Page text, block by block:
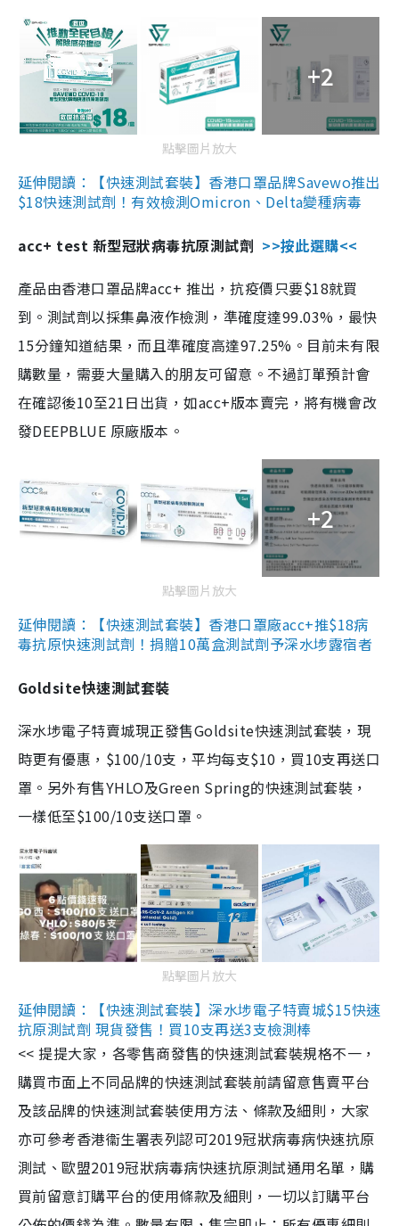
+2
點擊圖片放大
延伸閱讀：【快速測試套裝】香港口罩品牌Savewo推出
$18快速測試劑！有效檢測Omicron、Delta變種病毒
acc+ test 新型冠狀病毒抗原測試劑 >>按此選購<<
產品由香港口罩品牌acc+ 推出，抗疫價只要$18就買
到。測試劑以採集鼻液作檢測，準確度達99.03%，最快
15分鐘知道結果，而且準確度高達97.25%。目前未有限
購數量，需要大量購入的朋友可留意。不過訂單預計會
在確認後10至21日出貨，如acc+版本賣完，將有機會改
發DEEPBLUE 原廠版本。
+2
點擊圖片放大
延伸閱讀：【快速測試套裝】香港口罩廠acc+推$18病
毒抗原快速測試劑！捐贈10萬盒測試劑予深水埗露宿者
Goldsite快速測試套裝
深水埗電子特賣城現正發售Goldsite快速測試套裝，現
時更有優惠，$100/10支，平均每支$10，買10支再送口
罩。另外有售YHLO及Green Spring的快速測試套裝，
一樣低至$100/10支送口罩。
點擊圖片放大
延伸閱讀：【快速測試套裝】深水埗電子特賣城$15快速
抗原測試劑 現貨發售！買10支再送3支檢測棒
<< 提提大家，各零售商發售的快速測試套裝規格不一，
購買市面上不同品牌的快速測試套裝前請留意售賣平台
及該品牌的快速測試套裝使用方法、條款及細則，大家
亦可參考香港衞生署表列認可2019冠狀病毒病快速抗原
測試、歐盟2019冠狀病毒病快速抗原測試通用名單，購
買前留意訂購平台的使用條款及細則，一切以訂購平台